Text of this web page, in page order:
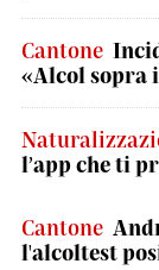
Cantone
«Alcol sopra
l’app che ti
Cantone
l'alcoltest